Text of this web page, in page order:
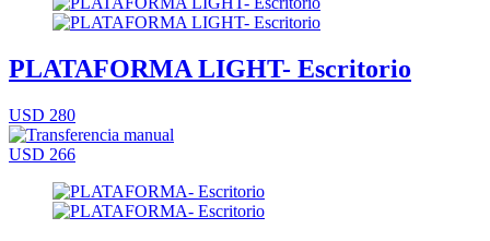
PLATAFORMA LIGHT- Escritorio
USD 280
USD 266